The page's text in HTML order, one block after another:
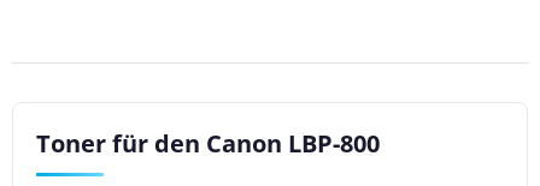
Toner für den Canon LBP-800